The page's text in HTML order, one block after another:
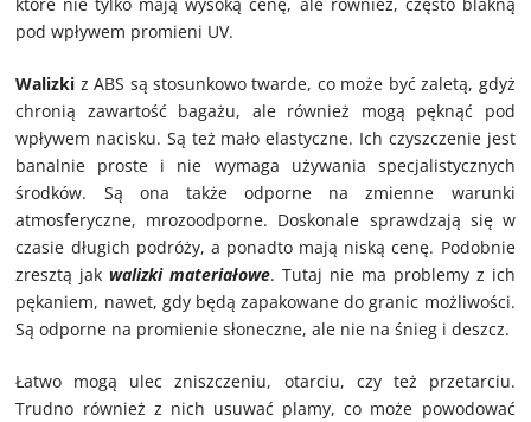
pod wpływem promieni UV.
Walizki z ABS są stosunkowo twarde, co może być zaletą, gdyż
chronią zawartość bagażu, ale również mogą pęknąć pod
wpływem nacisku. Są też mało elastyczne. Ich czyszczenie jest
banalnie proste i nie wymaga używania specjalistycznych
środków. Są ona także odporne na zmienne warunki
atmosferyczne, mrozoodporne. Doskonale sprawdzają się w
czasie długich podróży, a ponadto mają niską cenę. Podobnie
zresztą jakwalizki materiałowe. Tutaj nie ma problemy z ich
pękaniem, nawet, gdy będą zapakowane do granic możliwości.
Są odporne na promienie słoneczne, ale nie na śnieg i deszcz.
Łatwo mogą ulec zniszczeniu, otarciu, czy też przetarciu.
Trudno również z nich usuwać plamy, co może powodować